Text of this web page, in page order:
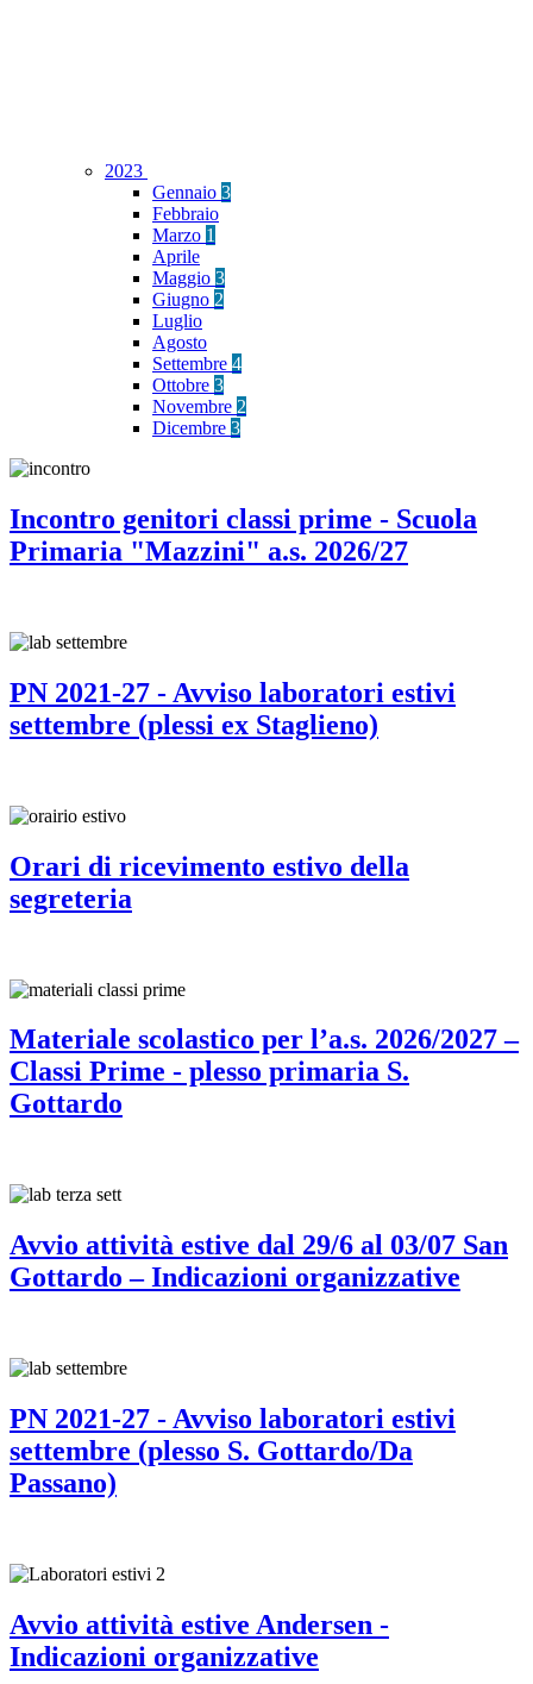
2023
Gennaio 3
Febbraio
Marzo 1
Aprile
Maggio 3
Giugno 2
Luglio
Agosto
Settembre 4
Ottobre 3
Novembre 2
Dicembre 3
Incontro genitori classi prime - Scuola
Primaria "Mazzini" a.s. 2026/27
PN 2021-27 - Avviso laboratori estivi
settembre (plessi ex Staglieno)
Orari di ricevimento estivo della
segreteria
Materiale scolastico per l’a.s. 2026/2027 –
Classi Prime - plesso primaria S.
Gottardo
Avvio attività estive dal 29/6 al 03/07 San
Gottardo – Indicazioni organizzative
PN 2021-27 - Avviso laboratori estivi
settembre (plesso S. Gottardo/Da
Passano)
Avvio attività estive Andersen -
Indicazioni organizzative